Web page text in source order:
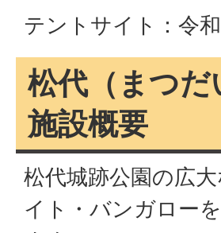
テントサイト：令
松代（まつだ
施設概要
松代城跡公園の広
イト・バンガロー